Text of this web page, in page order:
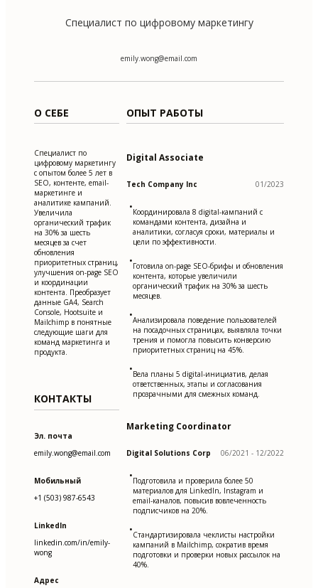
Специалист по цифровому маркетингу
emily.wong@email.com
О СЕБЕ
Специалист по
цифровому маркетингу
с опытом более 5 лет в
SEO, контенте, email-
маркетинге и
аналитике кампаний.
Увеличила
органический трафик
на 30% за шесть
месяцев за счет
обновления
приоритетных страниц,
улучшения on-page SEO
и координации
контента. Преобразует
данные GA4, Search
Console, Hootsuite и
Mailchimp в понятные
следующие шаги для
команд маркетинга и
продукта.
КОНТАКТЫ
Эл. почта
emily.wong@email.com
Мобильный
+1 (503) 987-6543
LinkedIn
linkedin.com/in/emily-
wong
Адрес
ОПЫТ РАБОТЫ
Digital Associate
Tech Company Inc 01/2023
•Координировала 8 digital-кампаний с
командами контента, дизайна и
аналитики, согласуя сроки, материалы и
цели по эффективности.
•Готовила on-page SEO-брифы и обновления
контента, которые увеличили
органический трафик на 30% за шесть
месяцев.
•Анализировала поведение пользователей
на посадочных страницах, выявляла точки
трения и помогла повысить конверсию
приоритетных страниц на 45%.
•Вела планы 5 digital-инициатив, делая
ответственных, этапы и согласования
прозрачными для смежных команд.
Marketing Coordinator
Digital Solutions Corp 06/2021 - 12/2022
•Подготовила и проверила более 50
материалов для LinkedIn, Instagram и
email-каналов, повысив вовлеченность
подписчиков на 20%.
•Стандартизировала чеклисты настройки
кампаний в Mailchimp, сократив время
подготовки и проверки новых рассылок на
40%.